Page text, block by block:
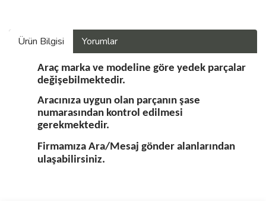
Ürün Bilgisi Yorumlar
Araç marka ve modeline göre yedek parçalar
değişebilmektedir.
Aracınıza uygun olan parçanın şase
numarasından kontrol edilmesi
gerekmektedir.
Firmamıza Ara/Mesaj gönder alanlarından
ulaşabilirsiniz.